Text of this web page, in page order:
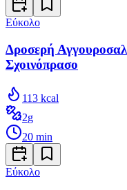
Εύκολο
Δροσερή
Σχοινόπρασο
113 kcal
2g
20 min
Εύκολο